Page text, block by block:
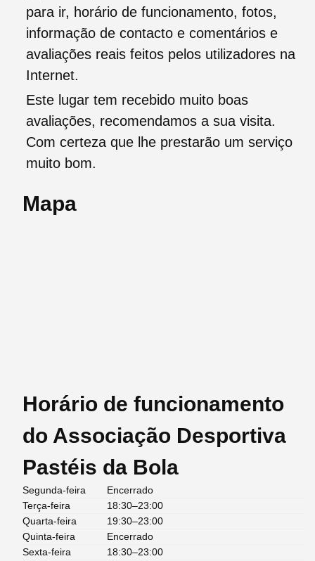
para ir, horário de funcionamento, fotos,
informação de contacto e comentários e
avaliações reais feitos pelos utilizadores na
Internet.
Este lugar tem recebido muito boas
avaliações, recomendamos a sua visita.
Com certeza que lhe prestarão um serviço
muito bom.
Mapa
Horário de funcionamento
do Associação Desportiva
Pastéis da Bola
Segunda-feira
Encerrado
Terça-feira
18:30–23:00
Quarta-feira
19:30–23:00
Quinta-feira
Encerrado
Sexta-feira
18:30–23:00